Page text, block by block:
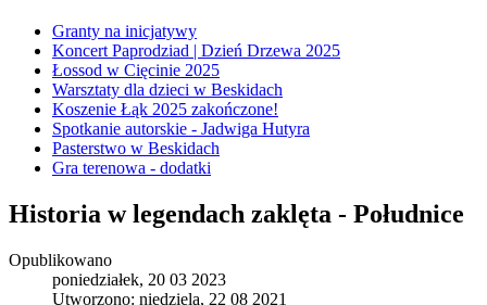
Granty na inicjatywy
Koncert Paprodziad | Dzień Drzewa 2025
Łossod w Cięcinie 2025
Warsztaty dla dzieci w Beskidach
Koszenie Łąk 2025 zakończone!
Spotkanie autorskie - Jadwiga Hutyra
Pasterstwo w Beskidach
Gra terenowa - dodatki
Historia w legendach zaklęta - Południce
Opublikowano
poniedziałek, 20 03 2023
Utworzono: niedziela, 22 08 2021